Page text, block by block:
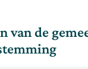
van de